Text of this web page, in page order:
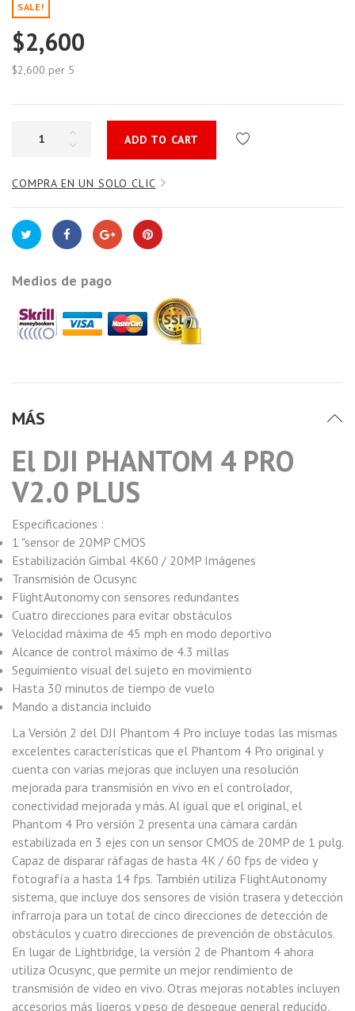
SALE!
$2,600
$2,600 per 5
ADD TO CART
COMPRA EN UN SOLO CLIC
Medios de pago
MÁS
El DJI PHANTOM 4 PRO
V2.0 PLUS
Especificaciones :
1 "sensor de 20MP CMOS
Estabilización Gimbal 4K60 / 20MP Imágenes
Transmisión de Ocusync
FlightAutonomy con sensores redundantes
Cuatro direcciones para evitar obstáculos
Velocidad máxima de 45 mph en modo deportivo
Alcance de control máximo de 4.3 millas
Seguimiento visual del sujeto en movimiento
Hasta 30 minutos de tiempo de vuelo
Mando a distancia incluido
La Versión 2 del DJI Phantom 4 Pro incluye todas las mismas
excelentes características que el Phantom 4 Pro original y
cuenta con varias mejoras que incluyen una resolución
mejorada para transmisión en vivo en el controlador,
conectividad mejorada y más. Al igual que el original, el
Phantom 4 Pro versión 2 presenta una cámara cardán
estabilizada en 3 ejes con un sensor CMOS de 20MP de 1 pulg.
Capaz de disparar ráfagas de hasta 4K / 60 fps de video y
fotografía a hasta 14 fps. También utiliza FlightAutonomy
sistema, que incluye dos sensores de visión trasera y detección
infrarroja para un total de cinco direcciones de detección de
obstáculos y cuatro direcciones de prevención de obstáculos.
En lugar de Lightbridge, la versión 2 de Phantom 4 ahora
utiliza Ocusync, que permite un mejor rendimiento de
transmisión de video en vivo. Otras mejoras notables incluyen
accesorios más ligeros y peso de despegue general reducido,